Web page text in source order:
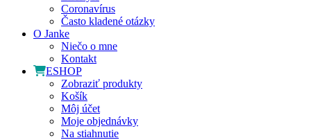
Coronavírus
Často kladené otázky
O Janke
Niečo o mne
Kontakt
ESHOP
Zobraziť produkty
Košík
Môj účet
Moje objednávky
Na stiahnutie